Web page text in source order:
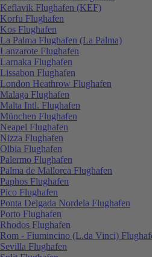
Keflavik Flughafen (KEF)
Korfu Flughafen
Kos Flughafen
La Palma Flughafen (La Palma)
Lanzarote Flughafen
Larnaka Flughafen
Lissabon Flughafen
London Heathrow Flughafen
Malaga Flughafen
Malta Intl. Flughafen
München Flughafen
Neapel Flughafen
Nizza Flughafen
Olbia Flughafen
Palermo Flughafen
Palma de Mallorca Flughafen
Paphos Flughafen
Pico Flughafen
Ponta Delgada Nordela Flughafen
Porto Flughafen
Rhodos Flughafen
Rom - Fiumincino (L.da Vinci)
Sevilla Flughafen